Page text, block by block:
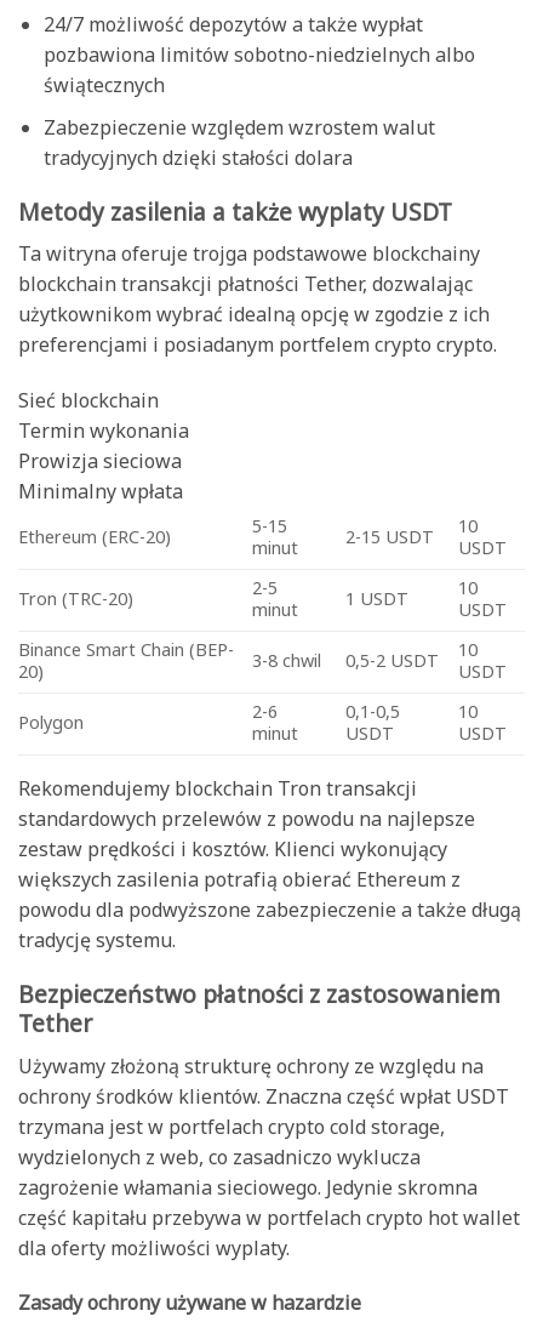
24/7 możliwość depozytów a także wypłat
pozbawiona limitów sobotno-niedzielnych albo
świątecznych
Zabezpieczenie względem wzrostem walut
tradycyjnych dzięki stałości dolara
Metody zasilenia a także wyplaty USDT
Ta witryna oferuje trojga podstawowe blockchainy
blockchain transakcji płatności Tether, dozwalając
użytkownikom wybrać idealną opcję w zgodzie z ich
preferencjami i posiadanym portfelem crypto crypto.
Sieć blockchain
Termin wykonania
Prowizja sieciowa
Minimalny wpłata
Ethereum (ERC-20)
5-15
minut
2-15 USDT
10
USDT
Tron (TRC-20)
2-5
minut
1 USDT
10
USDT
Binance Smart Chain (BEP-
20)
3-8 chwil 0,5-2 USDT
10
USDT
Polygon
2-6
minut
0,1-0,5
USDT
10
USDT
Rekomendujemy blockchain Tron transakcji
standardowych przelewów z powodu na najlepsze
zestaw prędkości i kosztów. Klienci wykonujący
większych zasilenia potrafią obierać Ethereum z
powodu dla podwyższone zabezpieczenie a także długą
tradycję systemu.
Bezpieczeństwo płatności z zastosowaniem
Tether
Używamy złożoną strukturę ochrony ze względu na
ochrony środków klientów. Znaczna część wpłat USDT
trzymana jest w portfelach crypto cold storage,
wydzielonych z web, co zasadniczo wyklucza
zagrożenie włamania sieciowego. Jedynie skromna
część kapitału przebywa w portfelach crypto hot wallet
dla oferty możliwości wyplaty.
Zasady ochrony używane w hazardzie